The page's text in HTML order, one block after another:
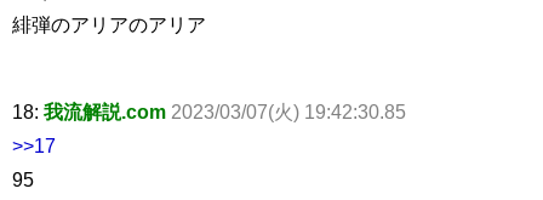
緋弾のアリアのアリア
18: 我流解説.com 2023/03/07(火) 19:42:30.85
>>17
95